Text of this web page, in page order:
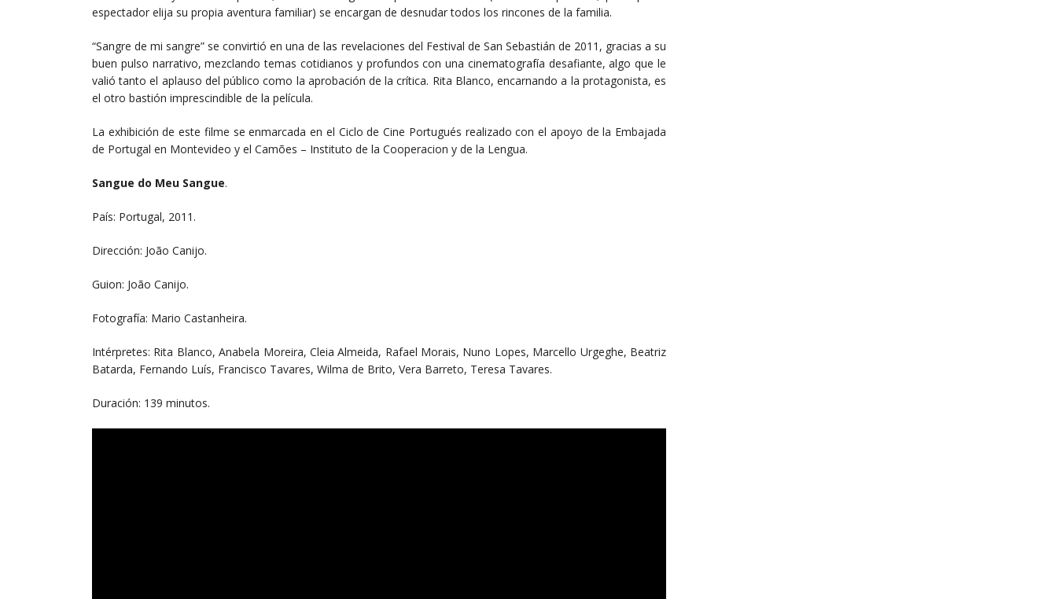
espectador elija su propia aventura familiar) se encargan de desnudar todos los rincones de la familia.
“Sangre de mi sangre” se convirtió en una de las revelaciones del Festival de San Sebastián de 2011, gracias a su
buen pulso narrativo, mezclando temas cotidianos y profundos con una cinematografía desafiante, algo que le
valió tanto el aplauso del público como la aprobación de la crítica. Rita Blanco, encarnando a la protagonista, es
el otro bastión imprescindible de la película.
La exhibición de este filme se enmarcada en el Ciclo de Cine Portugués realizado con el apoyo de la Embajada
de Portugal en Montevideo y el Camões – Instituto de la Cooperacion y de la Lengua.
Sangue do Meu Sangue.
País: Portugal, 2011.
Dirección: João Canijo.
Guion: João Canijo.
Fotografía: Mario Castanheira.
Intérpretes: Rita Blanco, Anabela Moreira, Cleia Almeida, Rafael Morais, Nuno Lopes, Marcello Urgeghe, Beatriz
Batarda, Fernando Luís, Francisco Tavares, Wilma de Brito, Vera Barreto, Teresa Tavares.
Duración: 139 minutos.